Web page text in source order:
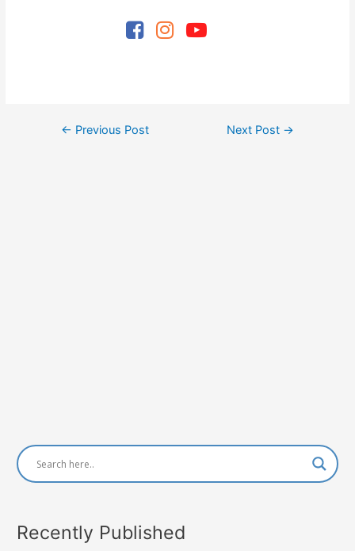
Post← Previous Post Next Post →
Recently Published